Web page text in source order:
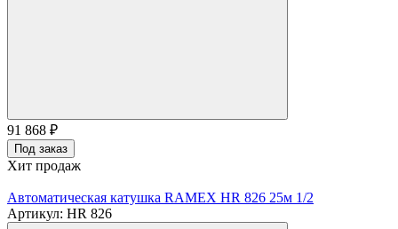
91 868 ₽
Под заказ
Хит продаж
Автоматическая катушка RAMEX HR 826 25м 1/2
Артикул: HR 826